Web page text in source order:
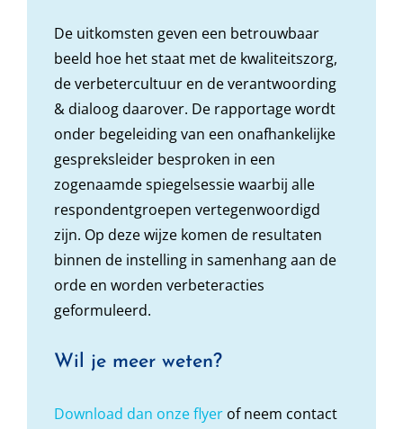
De uitkomsten geven een betrouwbaar
beeld hoe het staat met de kwaliteitszorg,
de verbetercultuur en de verantwoording
& dialoog daarover. De rapportage wordt
onder begeleiding van een onafhankelijke
gespreksleider besproken in een
zogenaamde spiegelsessie waarbij alle
respondentgroepen vertegenwoordigd
zijn. Op deze wijze komen de resultaten
binnen de instelling in samenhang aan de
orde en worden verbeteracties
geformuleerd.
Wil je meer weten?
Download dan onze flyerof neem contact